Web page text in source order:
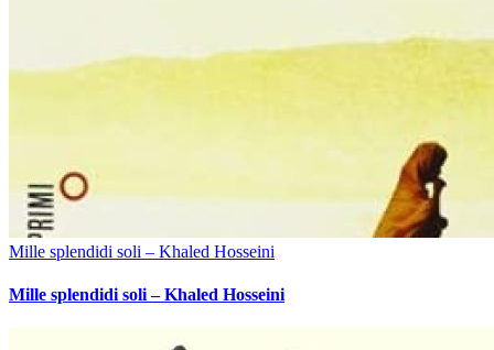
Mille splendidi soli – Khaled Hosseini
Mille splendidi soli – Khaled Hosseini